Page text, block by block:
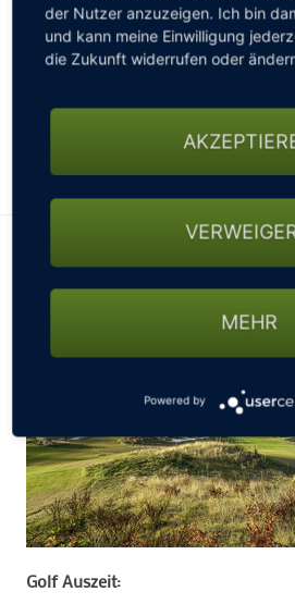
Golfarrangement
Golf Auszeit:
der Nutzer anzuzeigen. Ich bin
und kann meine Einwilligung
die Zukunft widerrufen oder
MEHR
Powered by